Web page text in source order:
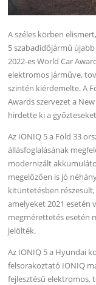
A széles körben
5 szabadidőjármű
2022-es World Car
elektromos járműve,
szintén kiérdemelte. A
Awards szervezet a
hirdette ki a
Az IONIQ 5 a Föld 33
állásfoglalásának
modernizált
megelőzően is jó
kitüntetésben
amelyeket 2021 esetén
megmérettetés esetén
jelölték.
Az IONIQ 5 a Hyundai
felsorakoztató IONIQ
fejlesztésű elektromos,